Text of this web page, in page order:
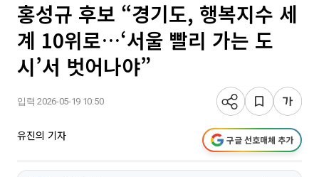
홍성규 후보 “경기도, 행복지수 세
계 10위로…‘서울 빨리 가는 도
시’서 벗어나야”
입력 2026-05-19 10:50
유진의 기자 구글 선호매체 추가